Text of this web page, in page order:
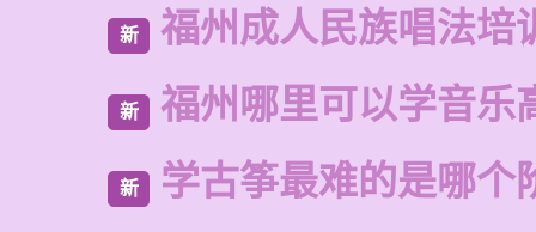
新 福州成人民族唱法培
新 福州哪里可以学音乐
新 学古筝最难的是哪个